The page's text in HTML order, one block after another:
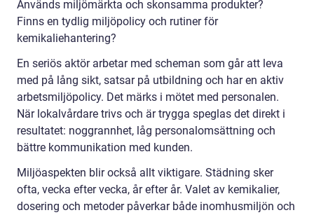
Används miljömärkta och skonsamma produkter?
Finns en tydlig miljöpolicy och rutiner för
kemikaliehantering?
En seriös aktör arbetar med scheman som går att leva
med på lång sikt, satsar på utbildning och har en aktiv
arbetsmiljöpolicy. Det märks i mötet med personalen.
När lokalvårdare trivs och är trygga speglas det direkt i
resultatet: noggrannhet, låg personalomsättning och
bättre kommunikation med kunden.
Miljöaspekten blir också allt viktigare. Städning sker
ofta, vecka efter vecka, år efter år. Valet av kemikalier,
dosering och metoder påverkar både inomhusmiljön och